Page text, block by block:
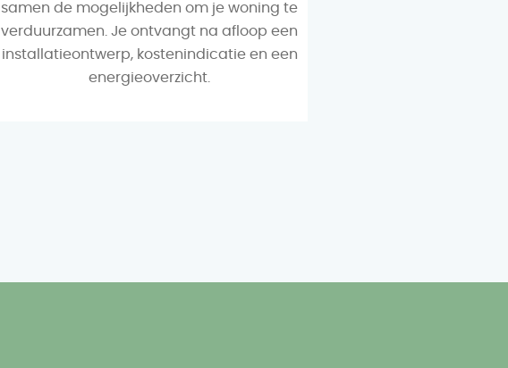
samen de mogelijkheden om je woning te
verduurzamen. Je ontvangt na afloop een
installatieontwerp, kostenindicatie en een
energieoverzicht.